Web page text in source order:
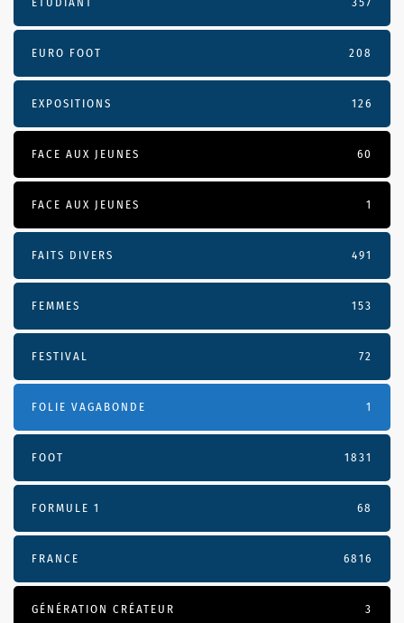
EURO FOOT 208
EXPOSITIONS 126
FACE AUX JEUNES 60
FACE AUX JEUNES 1
FAITS DIVERS 491
FEMMES 153
FESTIVAL 72
FOLIE VAGABONDE 1
FOOT 1831
FORMULE 1 68
FRANCE 6816
GÉNÉRATION CRÉATEUR 3